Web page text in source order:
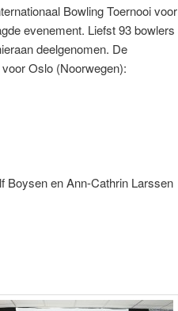
Bowling Toernooi voor
evenement. Liefst 93 bowlers
deelgenomen. De
Oslo (Noorwegen):
Boysen en Ann-Cathrin Larssen